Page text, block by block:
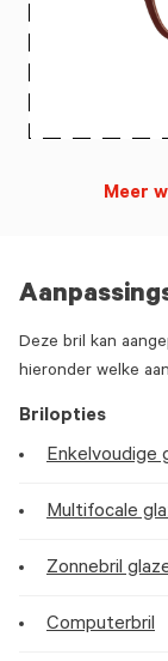
Deze bril kan
hieronder welke
Brilopties
Enkelvoudige
Multifocale
Zonnebril
Computerbril
Meer